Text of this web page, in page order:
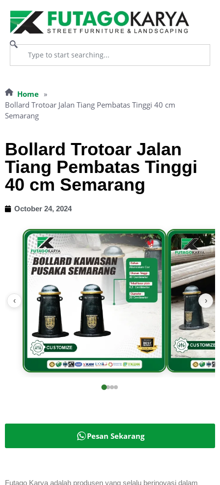
Home »
Bollard Trotoar Jalan Tiang Pembatas Tinggi 40 cm
Semarang
Bollard Trotoar Jalan
Tiang Pembatas Tinggi
40 cm Semarang
October 24, 2024
‹ ›
Pesan Sekarang
Futago Karya adalah produsen yang selalu berinovasi dalam